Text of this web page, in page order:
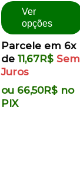
5
Ver
opções
Parcele em 6x
de 11,67R$ Sem
Juros
ou 66,50R$ no
PIX